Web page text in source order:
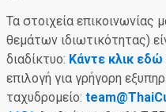
Τα στοιχεία
θεμάτων ιδιωτικότητας)
διαδίκτυο: Κάντε κλικ εδώ
επιλογή για γρήγορη
ταχυδρομείο: